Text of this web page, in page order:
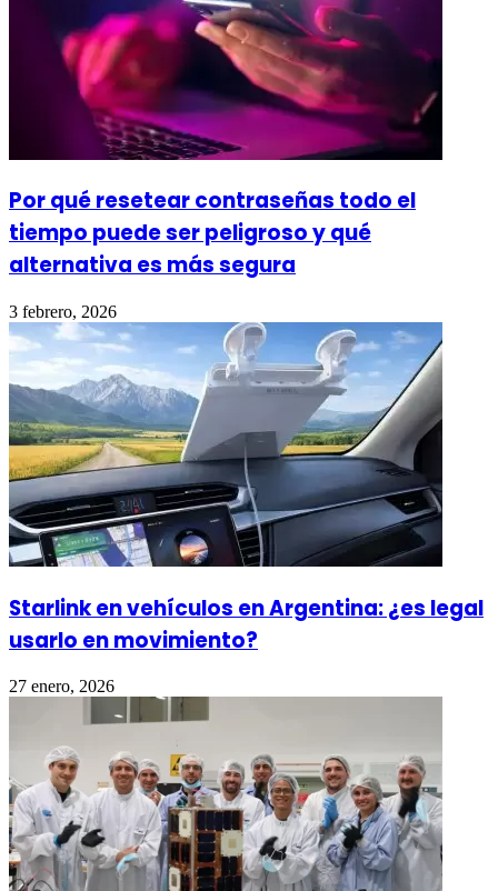
Por qué resetear contraseñas todo el
tiempo puede ser peligroso y qué
alternativa es más segura
3 febrero, 2026
Starlink en vehículos en Argentina: ¿es legal
usarlo en movimiento?
27 enero, 2026